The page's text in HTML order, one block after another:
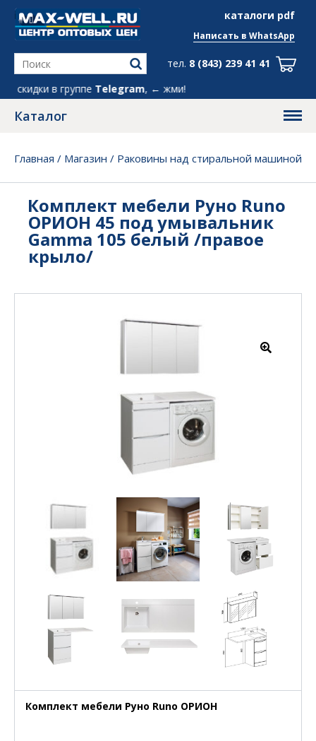
каталоги pdf
info@max-well.ru
в группеTelegram, ← жми!
Написать в WhatsApp
тел. 8 (843) 239 41 41
Каталог
Главная / Магазин / Раковины над стиральной машиной
Комплект мебели Руно Runo
ОРИОН 45 под умывальник
Gamma 105 белый /правое
крыло/
Комплект мебели Руно Runo ОРИОН